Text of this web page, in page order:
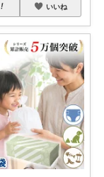
いいね